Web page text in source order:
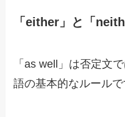
「either」と「
「as well」は否定文
語の基本的なルールで